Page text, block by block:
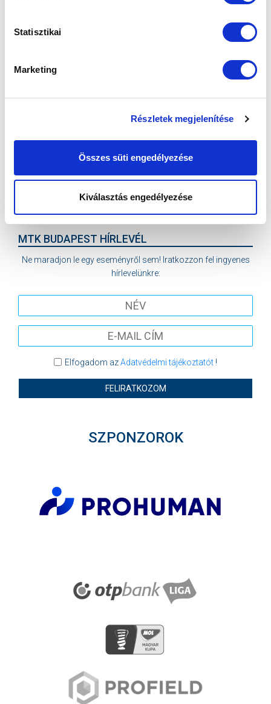
Statisztikai
Marketing
Részletek megjelenítése
Összes süti engedélyezése
Kiválasztás engedélyezése
2026-08-09 17:30
VS
MTK BUDAPEST HÍRLEVÉL
Ne maradjon le egy eseményről sem! Iratkozzon fel ingyenes
hírlevelünkre:
Elfogadom azAdatvédelmi tájékoztatót!
FELIRATKOZOM
SZPONZOROK